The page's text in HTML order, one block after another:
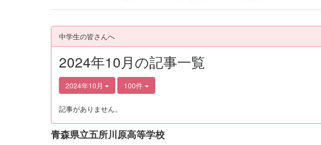
中学生の皆さんへ
2024年10月の記事一覧
2024年10月 100件
記事がありません。
青森県立五所川原高等学校